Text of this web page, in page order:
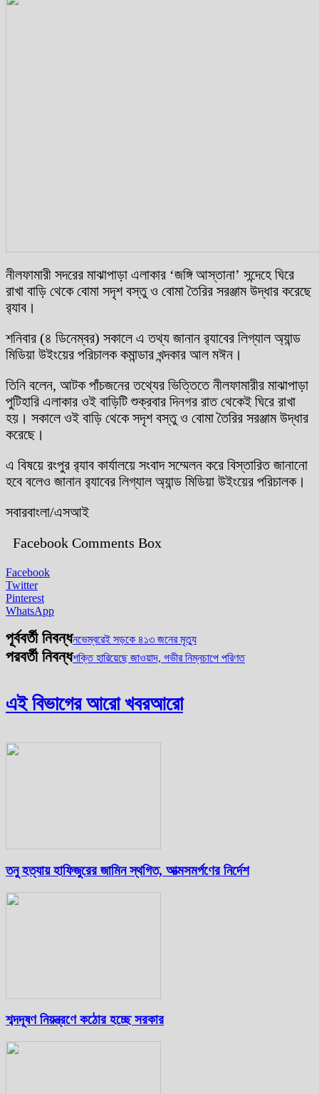
নীলফামারী সদরের মাঝাপাড়া এলাকার ‘জঙ্গি আস্তানা’ সন্দেহে ঘিরে
রাখা বাড়ি থেকে বোমা সদৃশ বস্তু ও বোমা তৈরির সরঞ্জাম উদ্ধার করেছে
র‌্যাব।
শনিবার (৪ ডিনেম্বর) সকালে এ তথ্য জানান র‌্যাবের লিগ্যাল অ্যান্ড
মিডিয়া উইংয়ের পরিচালক কমান্ডার খন্দকার আল মঈন।
তিনি বলেন, আটক পাঁচজনের তথ্যের ভিত্তিতে নীলফামারীর মাঝাপাড়া
পুটিহারি এলাকার ওই বাড়িটি শুক্রবার দিনগর রাত থেকেই ঘিরে রাখা
হয়। সকালে ওই বাড়ি থেকে সদৃশ বস্তু ও বোমা তৈরির সরঞ্জাম উদ্ধার
করেছে।
এ বিষয়ে রংপুর র‌্যাব কার্যালয়ে সংবাদ সম্মেলন করে বিস্তারিত জানানো
হবে বলেও জানান র‌্যাবের লিগ্যাল অ্যান্ড মিডিয়া উইংয়ের পরিচালক।
সবারবাংলা/এসআই
Facebook Comments Box
Facebook
Twitter
Pinterest
WhatsApp
পূর্ববর্তী নিবন্ধনভেম্বরেই সড়কে ৪১৩ জনের মৃত্যু
পরবর্তী নিবন্ধশক্তি হারিয়েছে জাওয়াদ, গভীর নিম্নচাপে পরিণত
এই বিভাগের আরো খবরআরো
তনু হত্যায় হাফিজুরের জামিন স্থগিত, আত্মসমর্পণের নির্দেশ
শব্দদূষণ নিয়ন্ত্রণে কঠোর হচ্ছে সরকার